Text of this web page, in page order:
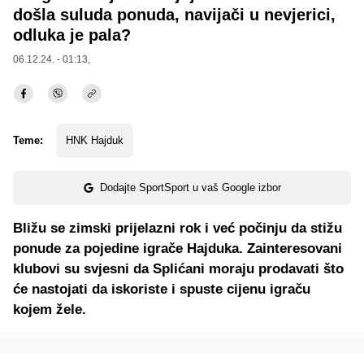
došla suluda ponuda, navijači u nevjerici,
odluka je pala?
06.12.24. - 01:13,
Teme: HNK Hajduk
Dodajte SportSport u vaš Google izbor
Bližu se zimski prijelazni rok i već počinju da stižu
ponude za pojedine igrače Hajduka. Zainteresovani
klubovi su svjesni da Splićani moraju prodavati što
će nastojati da iskoriste i spuste cijenu igraču
kojem žele.